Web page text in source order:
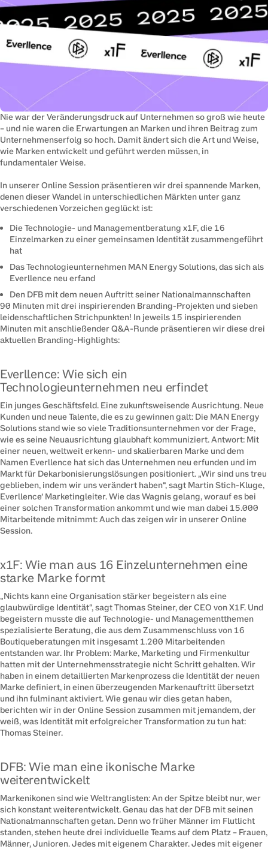
Nie war der Veränderungsdruck auf Unternehmen so groß wie heute
– und nie waren die Erwartungen an Marken und ihren Beitrag zum
Unternehmenserfolg so hoch. Damit ändert sich die Art und Weise,
wie Marken entwickelt und geführt werden müssen, in
fundamentaler Weise.
In unserer Online Session präsentieren wir drei spannende Marken,
denen dieser Wandel in unterschiedlichen Märkten unter ganz
verschiedenen Vorzeichen geglückt ist:
Die Technologie- und Managementberatung x1F, die 16
Einzelmarken zu einer gemeinsamen Identität zusammengeführt
hat
Das Technologieunternehmen MAN Energy Solutions, das sich als
Everllence neu erfand
Den DFB mit dem neuen Auftritt seiner Nationalmannschaften
90 Minuten mit drei inspirierenden Branding-Projekten und sieben
leidenschaftlichen Strichpunkten! In jeweils 15 inspirierenden
Minuten mit anschließender Q&A-Runde präsentieren wir diese drei
aktuellen Branding-Highlights:
Everllence: Wie sich ein
Technologieunternehmen neu erfindet
Ein junges Geschäftsfeld. Eine zukunftsweisende Ausrichtung. Neue
Kunden und neue Talente, die es zu gewinnen galt: Die MAN Energy
Solutions stand wie so viele Traditionsunternehmen vor der Frage,
wie es seine Neuausrichtung glaubhaft kommuniziert. Antwort: Mit
einer neuen, weltweit erkenn- und skalierbaren Marke und dem
Namen Everllence hat sich das Unternehmen neu erfunden und im
Markt für Dekarbonisierungslösungen positioniert. „Wir sind uns treu
geblieben, indem wir uns verändert haben“, sagt Martin Stich-Kluge,
Everllence’ Marketingleiter. Wie das Wagnis gelang, worauf es bei
einer solchen Transformation ankommt und wie man dabei 15.000
Mitarbeitende mitnimmt: Auch das zeigen wir in unserer Online
Session.
x1F: Wie man aus 16 Einzelunternehmen eine
starke Marke formt
„Nichts kann eine Organisation stärker begeistern als eine
glaubwürdige Identität“, sagt Thomas Steiner, der CEO von X1F. Und
begeistern musste die auf Technologie- und Managementthemen
spezialisierte Beratung, die aus dem Zusammenschluss von 16
Boutiqueberatungen mit insgesamt 1.200 Mitarbeitenden
entstanden war. Ihr Problem: Marke, Marketing und Firmenkultur
hatten mit der Unternehmensstrategie nicht Schritt gehalten. Wir
haben in einem detaillierten Markenprozess die Identität der neuen
Marke definiert, in einen überzeugenden Markenauftritt übersetzt
und ihn fulminant aktiviert. Wie genau wir dies getan haben,
berichten wir in der Online Session zusammen mit jemandem, der
weiß, was Identität mit erfolgreicher Transformation zu tun hat:
Thomas Steiner.
DFB: Wie man eine ikonische Marke
weiterentwickelt
Markenikonen sind wie Weltranglisten: An der Spitze bleibt nur, wer
sich konstant weiterentwickelt. Genau das hat der DFB mit seinen
Nationalmannschaften getan. Denn wo früher Männer im Flutlicht
standen, stehen heute drei individuelle Teams auf dem Platz – Frauen,
Männer, Junioren. Jedes mit eigenem Charakter. Jedes mit eigener